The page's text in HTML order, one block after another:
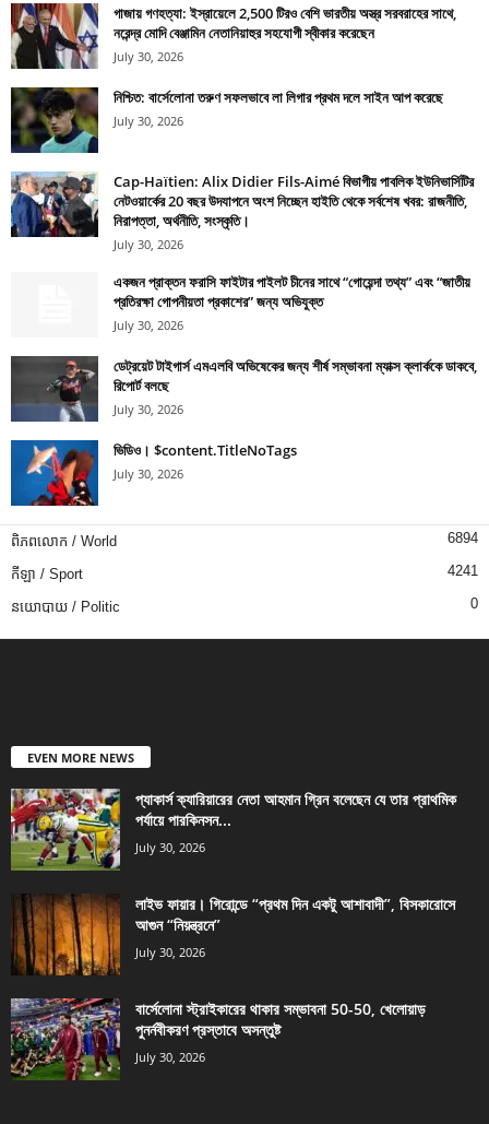
গাজায় গণহত্যা: ইস্রায়েলে 2,500 টিরও বেশি ভারতীয় অস্ত্র সরবরাহের সাথে,
নরেন্দ্র মোদি বেঞ্জামিন নেতানিয়াহুর সহযোগী স্বীকার করেছেন
July 30, 2026
নিশ্চিত: বার্সেলোনা তরুণ সফলভাবে লা লিগার প্রথম দলে সাইন আপ করেছে
July 30, 2026
Cap-Haïtien: Alix Didier Fils-Aimé বিভাগীয় পাবলিক ইউনিভার্সিটির
নেটওয়ার্কের 20 বছর উদযাপনে অংশ নিচ্ছেন হাইতি থেকে সর্বশেষ খবর: রাজনীতি,
নিরাপত্তা, অর্থনীতি, সংস্কৃতি।
July 30, 2026
একজন প্রাক্তন ফরাসি ফাইটার পাইলট চীনের সাথে “গোয়েন্দা তথ্য” এবং “জাতীয়
প্রতিরক্ষা গোপনীয়তা প্রকাশের” জন্য অভিযুক্ত
July 30, 2026
ডেট্রয়েট টাইগার্স এমএলবি অভিষেকের জন্য শীর্ষ সম্ভাবনা ম্যাক্স ক্লার্ককে ডাকবে,
রিপোর্ট বলছে
July 30, 2026
ভিডিও। $content.TitleNoTags
July 30, 2026
ពិភពលោក / World 6894
កីឡា / Sport 4241
នយោបាយ / Politic 0
EVEN MORE NEWS
প্যাকার্স ক্যারিয়ারের নেতা আহমান গ্রিন বলেছেন যে তার প্রাথমিক
পর্যায়ে পারকিনসন...
July 30, 2026
লাইভ ফায়ার। গিরোন্ডে “প্রথম দিন একটু আশাবাদী”, বিসকারোসে
আগুন “নিয়ন্ত্রনে”
July 30, 2026
বার্সেলোনা স্ট্রাইকারের থাকার সম্ভাবনা 50-50, খেলোয়াড়
পুনর্নবীকরণ প্রস্তাবে অসন্তুষ্ট
July 30, 2026